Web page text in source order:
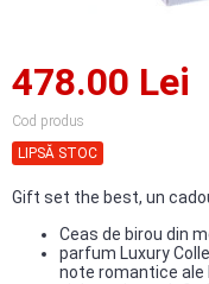
478.00 Lei
Cod produs
LIPSĂ STOC
Gift set the best, un
Ceas de birou din
parfum Luxury
note romantice ale